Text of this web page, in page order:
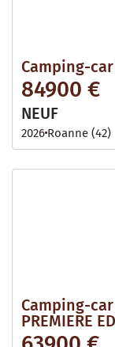
Camping-car
84900 €
NEUF
2026 Roanne (42)
Camping-car
PREMIERE